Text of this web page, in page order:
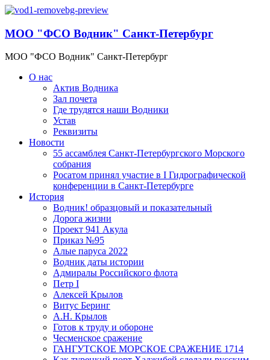
МОО "ФСО Водник" Санкт-Петербург
МОО "ФСО Водник" Санкт-Петербург
О нас
Актив Водника
Зал почета
Где трудятся наши Водники
Устав
Реквизиты
Новости
55 ассамблея Санкт-Петербургского Морского
собрания
Росатом принял участие в I Гидрографической
конференции в Санкт-Петербурге
История
Водник! образцовый и показательный
Дорога жизни
Проект 941 Акула
Приказ №95
Алые паруса 2022
Водник даты истории
Адмиралы Российского флота
Петр I
Алексей Крылов
Витус Беринг
А.Н. Крылов
Готов к труду и обороне
Чесменское сражение
ГАНГУТСКОЕ МОРСКОЕ СРАЖЕНИЕ 1714